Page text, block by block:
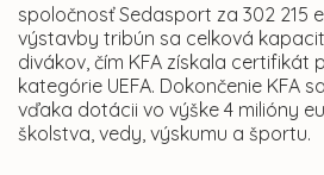
spoločnosť Sedasport za 302 215
výstavby tribún sa celková
divákov, čím KFA získala certifikát
kategórie UEFA. Dokončenie KFA
vďaka dotácii vo výške 4 milióny
školstva, vedy, výskumu a športu.